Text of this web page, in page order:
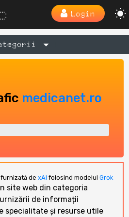
Login
medicanet.ro
de xAI folosind modelul Grok
site web din categoria
de informații
specialitate și resurse utile